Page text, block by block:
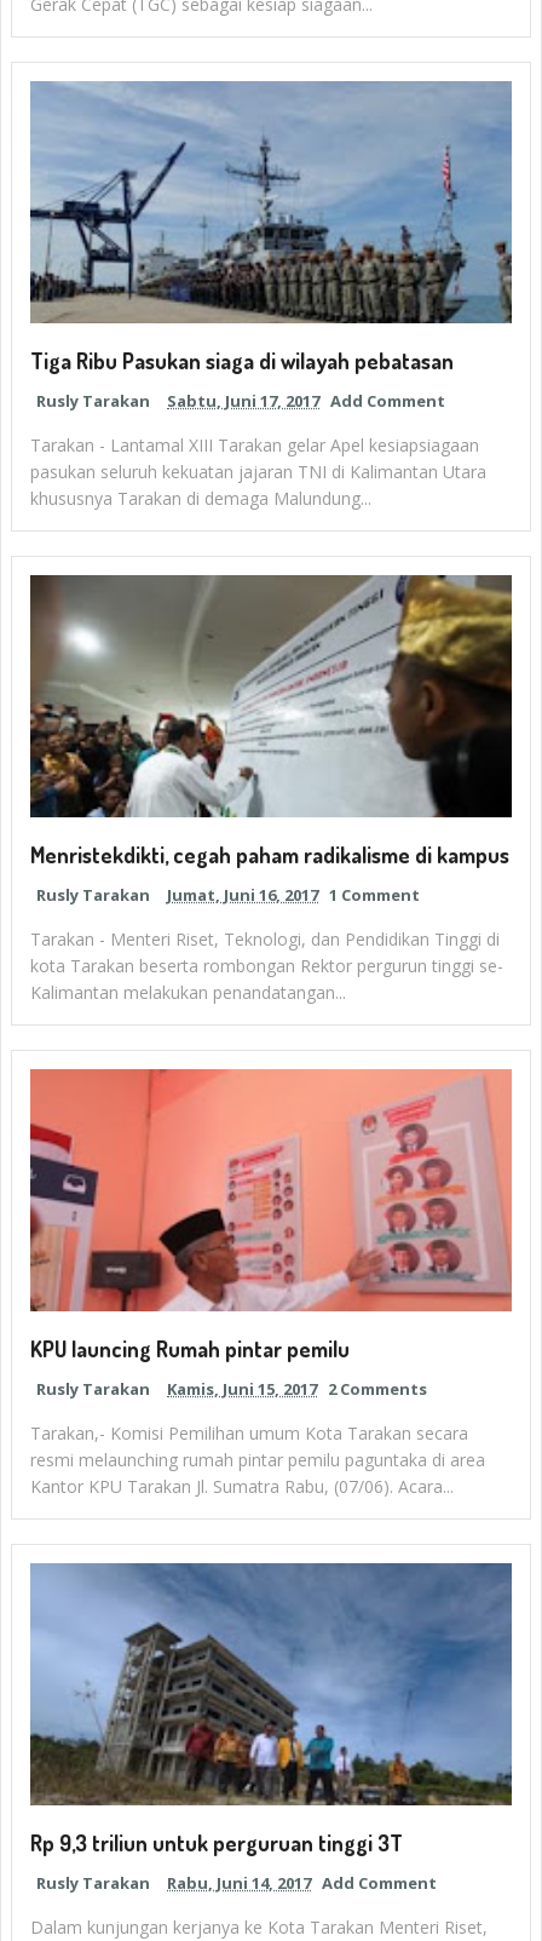
Tiga Ribu Pasukan siaga di wilayah pebatasan
Rusly Tarakan Sabtu, Juni 17, 2017 Add Comment
Tarakan - Lantamal XIII Tarakan gelar Apel kesiapsiagaan
pasukan seluruh kekuatan jajaran TNI di Kalimantan Utara
khususnya Tarakan di demaga Malundung...
Menristekdikti, cegah paham radikalisme di kampus
Rusly Tarakan Jumat, Juni 16, 2017 1 Comment
Tarakan - Menteri Riset, Teknologi, dan Pendidikan Tinggi di
kota Tarakan beserta rombongan Rektor pergurun tinggi se-
Kalimantan melakukan penandatangan...
KPU launcing Rumah pintar pemilu
Rusly Tarakan Kamis, Juni 15, 2017 2 Comments
Tarakan,- Komisi Pemilihan umum Kota Tarakan secara
resmi melaunching rumah pintar pemilu paguntaka di area
Kantor KPU Tarakan Jl. Sumatra Rabu, (07/06). Acara...
Rp 9,3 triliun untuk perguruan tinggi 3T
Rusly Tarakan Rabu, Juni 14, 2017 Add Comment
Dalam kunjungan kerjanya ke Kota Tarakan Menteri Riset,